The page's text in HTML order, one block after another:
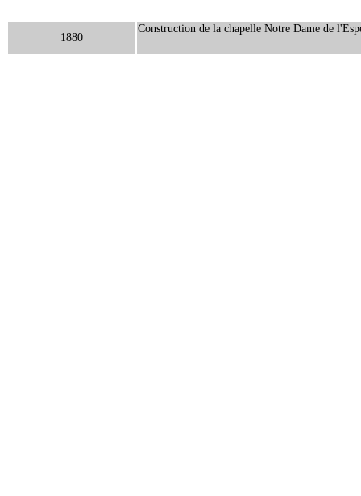
1880
Construction de la chapelle Notre Dame de